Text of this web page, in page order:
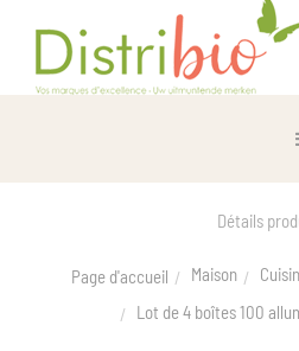
Détails
Page d'accueil Maison
Lot de 4 boîtes 100